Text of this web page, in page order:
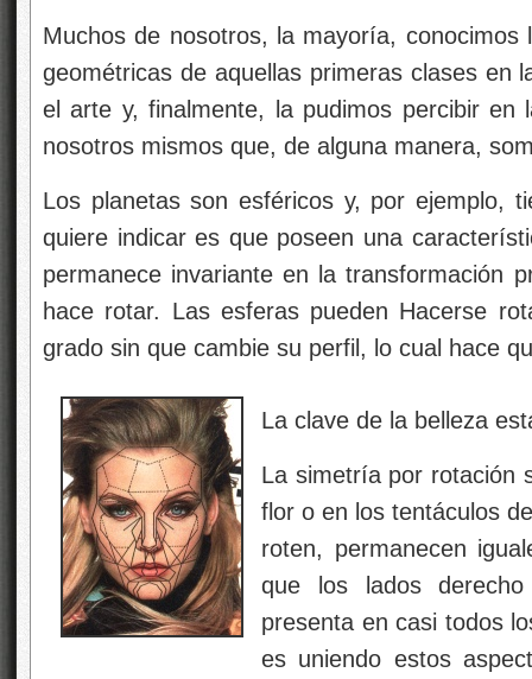
Muchos de nosotros, la mayoría,
geométricas de aquellas primeras clases en
el arte y, finalmente, la pudimos percibir en
nosotros mismos que, de alguna manera,
Los planetas son esféricos y, por ejemplo,
quiere indicar es que poseen una
permanece invariante en la transformación
hace rotar. Las esferas pueden Hacerse
grado sin que cambie su perfil, lo cual hace
La clave de la belleza
La simetría por rotación
flor o en los tentáculos
roten, permanecen
que los lados
presenta en casi todos
es uniendo estos